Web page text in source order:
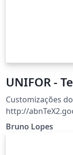
UNIFOR -
Customizações
http://
de Fortaleza O
Lopes
Bruno Lopes